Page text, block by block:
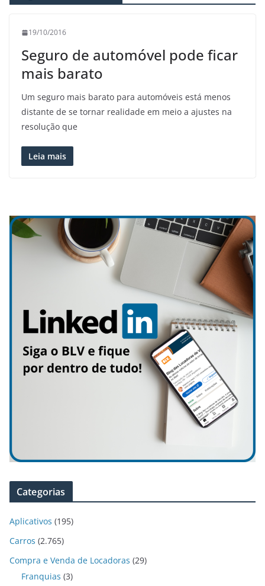
19/10/2016
Seguro de automóvel pode ficar
mais barato
Um seguro mais barato para automóveis está menos
distante de se tornar realidade em meio a ajustes na
resolução que
Leia mais
Categorias
Aplicativos (195)
Carros (2.765)
Compra e Venda de Locadoras (29)
Franquias (3)